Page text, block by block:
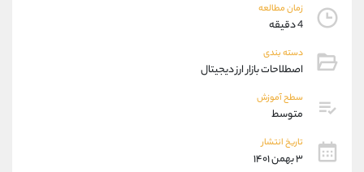
زمان مطالعه
4 دقیقه
دسته بندی
اصطلاحات بازار ارز دیجیتال
سطح آموزش
متوسط
تاریخ انتشار
۳ بهمن ۱۴۰۱
پشتیبان فروش
موبایل
واتساپ
داخلی
اطلاعات تماس (دفتر فروش)